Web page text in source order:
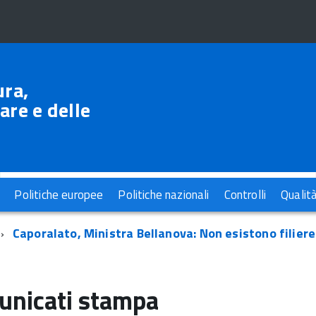
e delle
Politiche europee Politiche nazionali Controlli
Caporalato, Ministra Bellanova: Non esistono
stampa